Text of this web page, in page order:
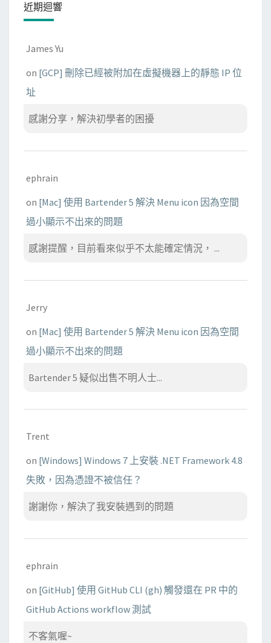
近期迴響
James Yu
on [GCP] 刪除已經被附加在虛擬機器上的靜態 IP 位
址
感謝分享，解決初學者的困擾
ephrain
on [Mac] 使用 Bartender 5 解決 Menu icon 因為空間
過小顯示不出來的問題
感謝提醒，目前看來似乎不太能確定情況， ...
Jerry
on [Mac] 使用 Bartender 5 解決 Menu icon 因為空間
過小顯示不出來的問題
Bartender 5 疑似出售不明人士...
Trent
on [Windows] Windows 7 上安裝 .NET Framework 4.8
失敗，因為憑證不被信任？
謝謝你，解決了我安裝遇到的問題
ephrain
on [GitHub] 使用 GitHub CLI (gh) 觸發還在 PR 中的
GitHub Actions workflow 測試
不客氣喔~